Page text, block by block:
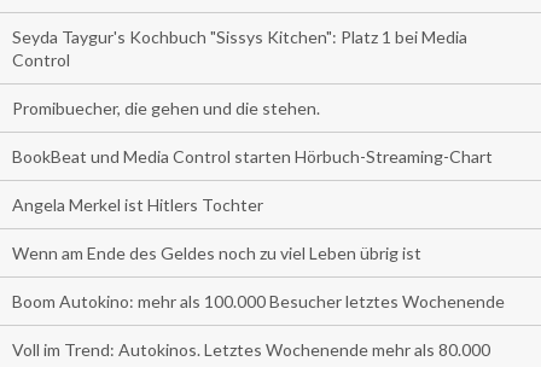
Seyda Taygur's Kochbuch "Sissys Kitchen": Platz 1 bei Media
Control
Promibuecher, die gehen und die stehen.
BookBeat und Media Control starten Hörbuch-Streaming-Chart
Angela Merkel ist Hitlers Tochter
Wenn am Ende des Geldes noch zu viel Leben übrig ist
Boom Autokino: mehr als 100.000 Besucher letztes Wochenende
Voll im Trend: Autokinos. Letztes Wochenende mehr als 80.000